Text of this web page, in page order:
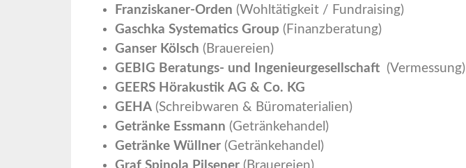
Franziskaner-Orden (Wohltätigkeit / Fundraising)
Gaschka Systematics Group (Finanzberatung)
Ganser Kölsch (Brauereien)
GEBIG Beratungs- und Ingenieurgesellschaft (Vermessung)
GEERS Hörakustik AG & Co. KG
GEHA(Schreibwaren & Büromaterialien)
Getränke Essmann (Getränkehandel)
Getränke Wüllner(Getränkehandel)